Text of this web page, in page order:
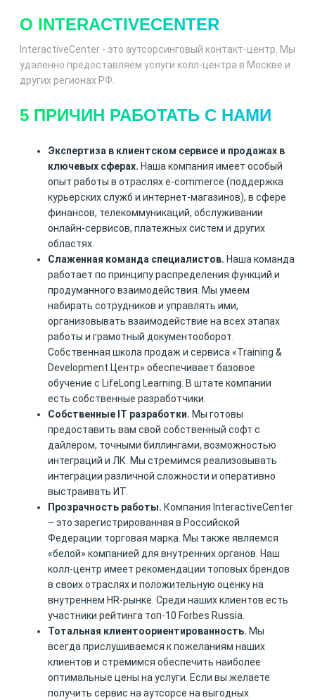
О INTERACTIVECENTER
InteractiveCenter - это аутсорсинговый контакт-центр. Мы
удаленно предоставляем услуги колл-центра в Москве и
других регионах РФ.
5 ПРИЧИН РАБОТАТЬ С НАМИ
Экспертиза в клиентском сервисе и продажах в
ключевых сферах. Наша компания имеет особый
опыт работы в отраслях e-commerce (поддержка
курьерских служб и интернет-магазинов), в сфере
финансов, телекоммуникаций, обслуживании
онлайн-сервисов, платежных систем и других
областях.
Слаженная команда специалистов. Наша команда
работает по принципу распределения функций и
продуманного взаимодействия. Мы умеем
набирать сотрудников и управлять ими,
организовывать взаимодействие на всех этапах
работы и грамотный документооборот.
Собственная школа продаж и сервиса «Training &
Development Центр» обеспечивает базовое
обучение с LifeLong Learning. В штате компании
есть собственные разработчики.
Собственные IT разработки. Мы готовы
предоставить вам свой собственный софт с
дайлером, точными биллингами, возможностью
интеграций и ЛК. Мы стремимся реализовывать
интеграции различной сложности и оперативно
выстраивать ИТ.
Прозрачность работы. Компания InteractiveCenter
– это зарегистрированная в Российской
Федерации торговая марка. Мы также являемся
«белой» компанией для внутренних органов. Наш
колл-центр имеет рекомендации топовых брендов
в своих отраслях и положительную оценку на
внутреннем HR-рынке. Среди наших клиентов есть
участники рейтинга топ-10 Forbes Russia.
Тотальная клиентоориентированность. Мы
всегда прислушиваемся к пожеланиям наших
клиентов и стремимся обеспечить наиболее
оптимальные цены на услуги. Если вы желаете
получить сервис на аутсорсе на выгодных